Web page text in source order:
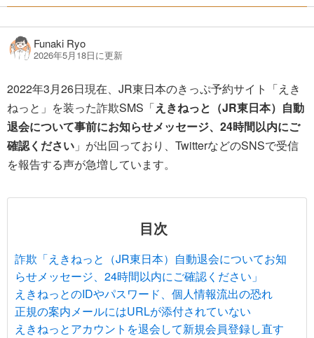
Funaki Ryo
2026年5月18日に更新
2022年3月26日現在、JR東日本のきっぷ予約サイト「えき
ねっと」を装った詐欺SMS「えきねっと（JR東日本）自動
退会について事前にお知らせメッセージ、24時間以内にご
確認ください 」が出回っており、TwitterなどのSNSで受信
を報告する声が急増しています。
目次
詐欺「えきねっと（JR東日本）自動退会についてお知
らせメッセージ、24時間以内にご確認ください」
えきねっとのIDやパスワード、個人情報流出の恐れ
正規の案内メールにはURLが添付されていない
えきねっとアカウントを退会して新規会員登録し直す